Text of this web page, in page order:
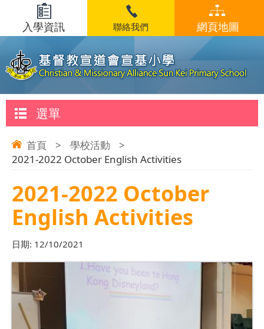
入學資訊 聯絡我們 網頁地圖
選單
首頁 > 學校活動
>
2021-2022 October English Activities
2021-2022 October
English Activities
日期: 12/10/2021